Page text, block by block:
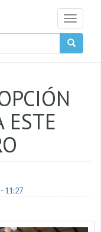
Toggle
ESTE
11:27